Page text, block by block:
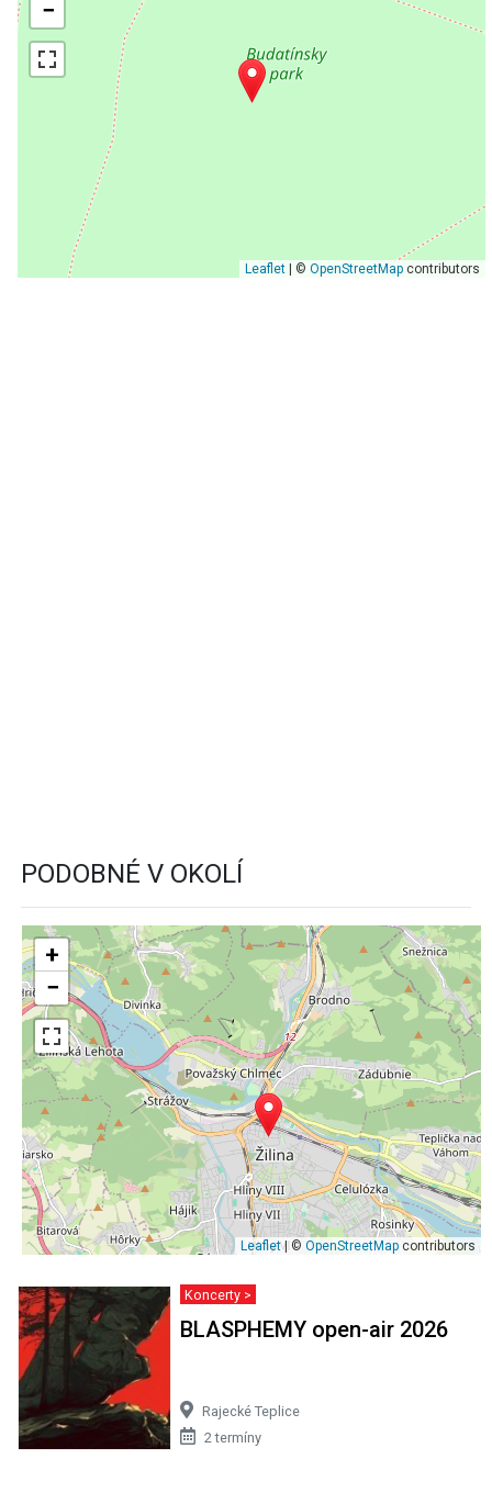
−
Leaflet| © OpenStreetMapcontributors
PODOBNÉ V OKOLÍ
+
−
Leaflet| © OpenStreetMap contributors
Koncerty >
BLASPHEMY open-air 2026
Rajecké Teplice
2 termíny